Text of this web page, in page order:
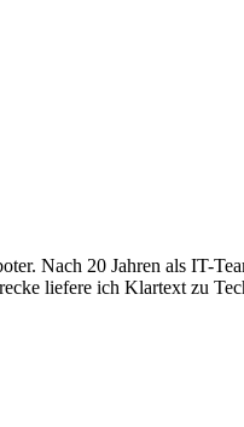
Nach 20 Jahren als IT-
liefere ich Klartext zu